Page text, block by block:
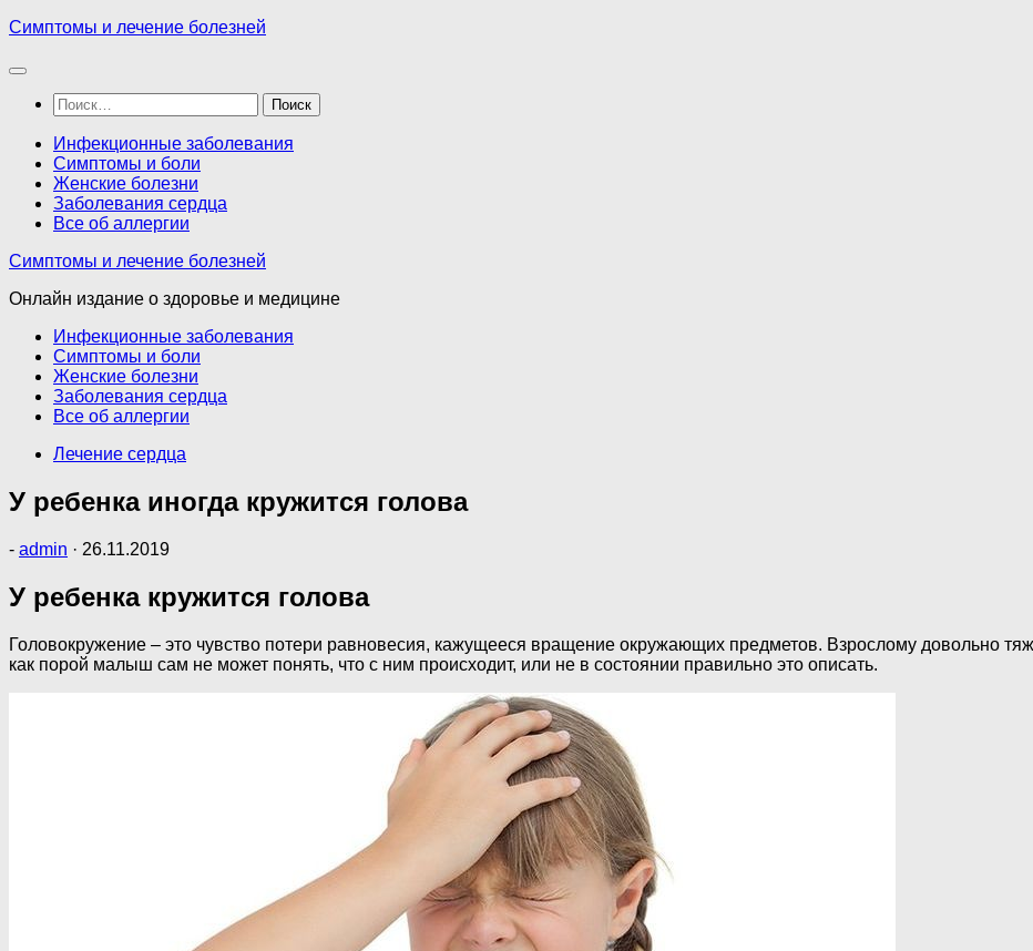
Перейти
содержимому
Симптомы и лечение болезней
Найти:
Инфекционные заболевания
Симптомы и боли
Женские болезни
Заболевания сердца
Все об аллергии
Симптомы и лечение болезней
Онлайн издание о здоровье и медицине
Инфекционные заболевания
Симптомы и боли
Женские болезни
Заболевания сердца
Все об аллергии
Лечение сердца
У ребенка иногда кружится голова
- admin · 26.11.2019
У ребенка кружится голова
Головокружение – это чувство потери равновесия, кажущееся вращение окружающих предметов. Взрослому довольно
как порой малыш сам не может понять, что с ним происходит, или не в состоянии правильно это описать.